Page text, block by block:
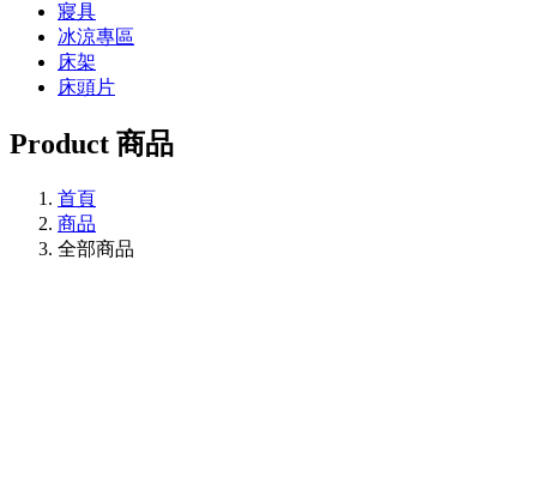
寢具
冰涼專區
床架
床頭片
Product 商品
首頁
商品
全部商品